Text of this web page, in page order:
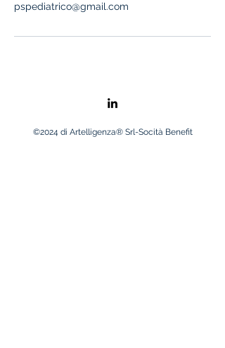
pspediatrico@gmail.com
©2024 di Artelligenza® Srl-Socità Benefit